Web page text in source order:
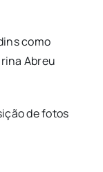
como
Abreu
de fotos